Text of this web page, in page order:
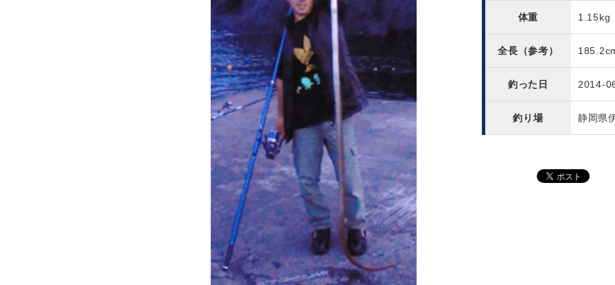
体重 1.15kg
全長（参考）
釣った日 2014-
釣り場 静岡県